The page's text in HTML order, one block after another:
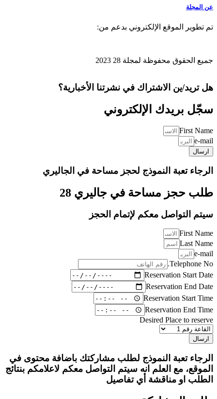
عن المجلة
تم تطوير الموقع الإلكتروني بدعم من:
جميع الحقوق محفوظة لمجلة 28 2023
هل تريد/ين الاشتراك في نشرتنا الأخبارية؟
سجّل بريدك الإلكتروني
First Name
e-mail
ارسال
الرجاء تعبة النموذج لحجز مساحة في الجاليري
طلب حجز مساحة في جاليري 28
سيتم التواصل معكم لإتمام الحجز
First Name
Last Name
e-mail
Telephone No.
Reservation Start Date
Reservation End Date
Reservation Start Time
Reservation End Time
Desired Place to reserve
ارسال
الرجاء تعبة النموذج لطلب مشاركتك باضافة محتوى في
الموقع، مع العلم انه سيتم التواصل معكم لاعلامكم بنتائج
الطلب او مناقشة أي تفاصيل